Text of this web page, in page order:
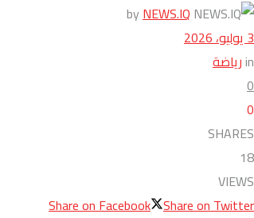
byNEWS.IQ
3 يوليو، 2026
inرياضة
0
0
SHARES
18
VIEWS
Share on Facebook Share on Twitter